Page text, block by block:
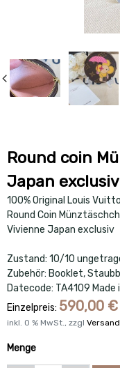
Round coin
Japan exclusiv
100% Original Louis
Round Coin
Vivienne Japan exclusiv
Zustand: 10/10
Zubehör: Booklet,
Datecode: TA4109 Made
Einzelpreis: 590,00 €
inkl. 0 % MwSt., zzgl Versand
Menge